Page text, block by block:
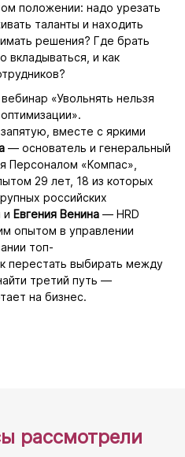
положении: надо урезать
таланты и находить
решения? Где брать
вкладываться, и как
«Увольнять нельзя
вместе с яркими
— основатель и генеральный
Персоналом «Компас»,
29 лет, 18 из которых
российских
и Евгения Венина — HRD
опытом в управлении
топ-
перестать выбирать между
третий путь —
на бизнес.
рассмотрели